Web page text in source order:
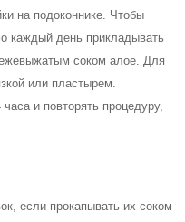
на подоконнике. Чтобы
каждый день прикладывать
соком алое. Для
или пластырем.
и повторять процедуру,
если прокапывать их соком